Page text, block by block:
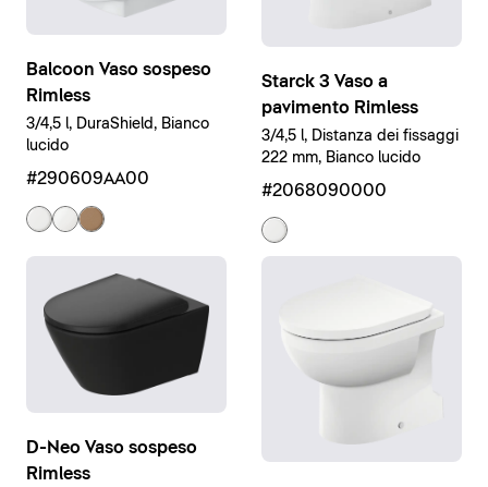
Balcoon Vaso sospeso
Rimless
3/4,5 l, DuraShield, Bianco
lucido
#290609AA00
Starck 3 Vaso a
pavimento Rimless
3/4,5 l, Distanza dei fissaggi
222 mm, Bianco lucido
#2068090000
D-Neo Vaso sospeso
Rimless